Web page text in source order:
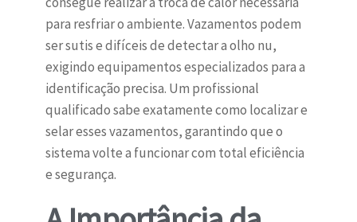
para resfriar o ambiente. Vazamentos podem
ser sutis e difíceis de detectar a olho nu,
exigindo equipamentos especializados para a
identificação precisa. Um profissional
qualificado sabe exatamente como localizar e
selar esses vazamentos, garantindo que o
sistema volte a funcionar com total eficiência
e segurança.